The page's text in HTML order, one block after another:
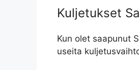
Kuljetukset
Kun olet saapunut
useita